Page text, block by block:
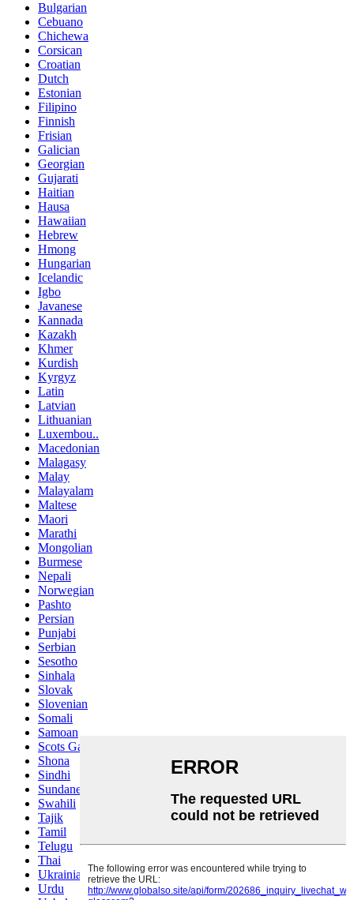
Bulgarian
Cebuano
Chichewa
Corsican
Croatian
Dutch
Estonian
Filipino
Finnish
Frisian
Galician
Georgian
Gujarati
Haitian
Hausa
Hawaiian
Hebrew
Hmong
Hungarian
Icelandic
Igbo
Javanese
Kannada
Kazakh
Khmer
Kurdish
Kyrgyz
Latin
Latvian
Lithuanian
Luxembou..
Macedonian
Malagasy
Malay
Malayalam
Maltese
Maori
Marathi
Mongolian
Burmese
Nepali
Norwegian
Pashto
Persian
Punjabi
Serbian
Sesotho
Sinhala
Slovak
Slovenian
Somali
Samoan
Scots Gaelic
Shona
Sindhi
Sundanese
Swahili
Tajik
Tamil
Telugu
Thai
Ukrainian
Urdu